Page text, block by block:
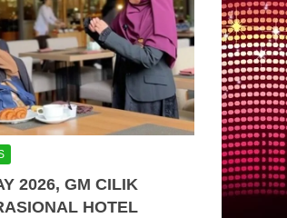
2026, GM CILIK
HOTEL